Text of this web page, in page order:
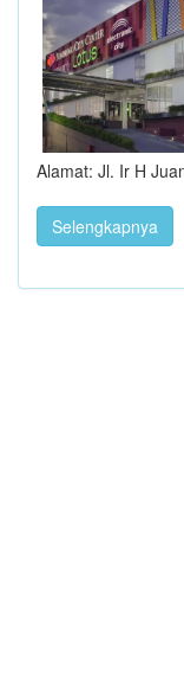
Alamat: Jl. Ir H
Selengkapnya